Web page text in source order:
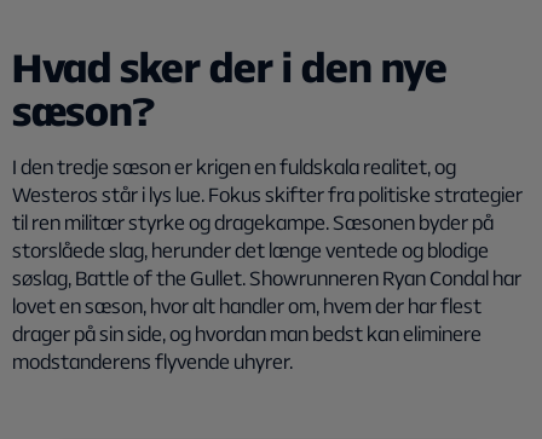
Hvad sker der i den nye
sæson?
I den tredje sæson er krigen en fuldskala realitet, og
Westeros står i lys lue. Fokus skifter fra politiske strategier
til ren militær styrke og dragekampe. Sæsonen byder på
storslåede slag, herunder det længe ventede og blodige
søslag,Battle of the Gullet. Showrunneren Ryan Condal har
lovet en sæson, hvor alt handler om, hvem der har flest
drager på sin side, og hvordan man bedst kan eliminere
modstanderens flyvende uhyrer.